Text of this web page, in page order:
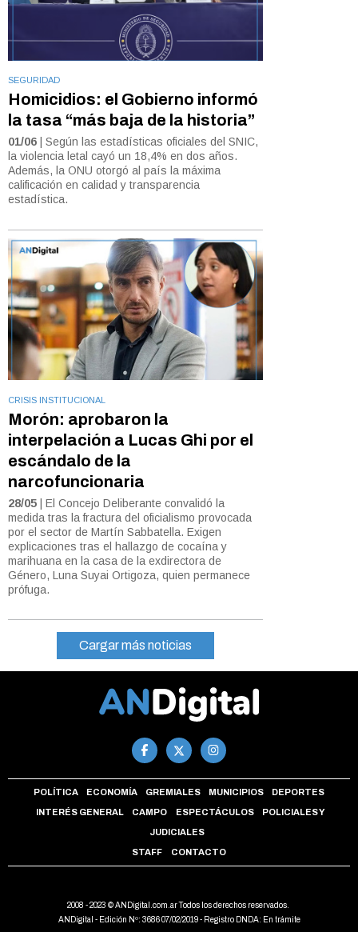
SEGURIDAD
Homicidios: el Gobierno informó
la tasa “más baja de la historia”
01/06 | Según las estadísticas oficiales del SNIC,
la violencia letal cayó un 18,4% en dos años.
Además, la ONU otorgó al país la máxima
calificación en calidad y transparencia
estadística.
CRISIS INSTITUCIONAL
Morón: aprobaron la
interpelación a Lucas Ghi por el
escándalo de la
narcofuncionaria
28/05 | El Concejo Deliberante convalidó la
medida tras la fractura del oficialismo provocada
por el sector de Martín Sabbatella. Exigen
explicaciones tras el hallazgo de cocaína y
marihuana en la casa de la exdirectora de
Género, Luna Suyai Ortigoza, quien permanece
prófuga.
Cargar más noticias
POLÍTICA ECONOMÍA GREMIALES MUNICIPIOS DEPORTES
INTERÉS GENERAL CAMPO ESPECTÁCULOS POLICIALES Y
JUDICIALES
STAFF CONTACTO
2008 - 2023 © ANDigital.com.ar Todos los derechos reservados.
ANDigital - Edición Nº: 3686 07/02/2019 - Registro DNDA: En trámite